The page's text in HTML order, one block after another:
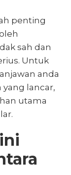
Merancang
penting
sah dan
Untuk
anda
lancar,
utama